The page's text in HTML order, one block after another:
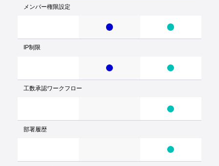
メンバー権限設定
IP制限
工数承認ワークフロー
部署履歴